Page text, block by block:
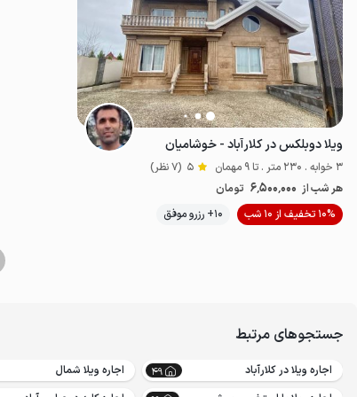
ویلا دوبلکس در کلارآباد - خوشامیان
3 خوابه . 230 متر . تا 9 مهمان 5 (7 نظر)
هر شب از 6٬500٬000 تومان
10% تخفیف از 10 شب
10+ رزرو موفق
جستجوهای مرتبط
اجاره ویلا در کلارآباد 49 اجاره ویلا شمال